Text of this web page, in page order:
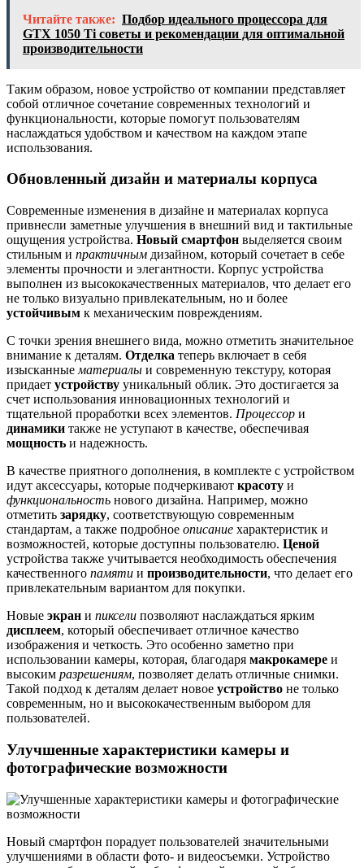
Читайте также: Подбор идеального процессора для
GTX 1050 Ti советы и рекомендации для оптимальной
производительности
Таким образом, новое устройство от компании представляет
собой отличное сочетание современных технологий и
функциональности, которые помогут пользователям
наслаждаться удобством и качеством на каждом этапе
использования.
Обновленный дизайн и материалы корпуса
Современные изменения в дизайне и материалах корпуса
привнесли заметные улучшения в внешний вид и тактильные
ощущения устройства. Новый смартфон выделяется своим
стильным и практичным дизайном, который сочетает в себе
элементы прочности и элегантности. Корпус устройства
выполнен из высококачественных материалов, что делает его
не только визуально привлекательным, но и более
устойчивым к механическим повреждениям.
С точки зрения внешнего вида, можно отметить значительное
внимание к деталям. Отделка теперь включает в себя
изысканные материалы и современную текстуру, которая
придает устройству уникальный облик. Это достигается за
счет использования инновационных технологий и
тщательной проработки всех элементов. Процессор и
динамики также не уступают в качестве, обеспечивая
мощность и надежность.
В качестве приятного дополнения, в комплекте с устройством
идут аксессуары, которые подчеркивают красоту и
функциональность нового дизайна. Например, можно
отметить зарядку, соответствующую современным
стандартам, а также подробное описание характеристик и
возможностей, которые доступны пользователю. Ценой
устройства также учитывается необходимость обеспечения
качественного памяти и производительности, что делает его
привлекательным вариантом для покупки.
Новые экран и пиксели позволяют наслаждаться ярким
дисплеем, который обеспечивает отличное качество
изображения и четкость. Это особенно заметно при
использовании камеры, которая, благодаря макрокамере и
высоким разрешениям, позволяет делать отличные снимки.
Такой подход к деталям делает новое устройство не только
современным, но и высококачественным выбором для
пользователей.
Улучшенные характеристики камеры и
фотографические возможности
Новый смартфон порадует пользователей значительными
улучшениями в области фото- и видеосъемки. Устройство